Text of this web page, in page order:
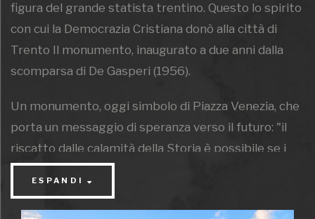
figura del grande statista trentino. Questo lo spirito
con cui la Democrazia Cristiana donò alla città di
Trento Il monumento, inaugurato a due anni dalla
scomparsa di De Gasperi (1956).
Un monumento, oggi simbolo di Piazza Venezia, che
porta un messaggio di speranza verso il futuro: "il
riscatto dalle calamità della Storia è possibile se i
cittadini lo affronteranno seguendo i valori di cui De
della Democrazia, della Fede".
ESPANDI